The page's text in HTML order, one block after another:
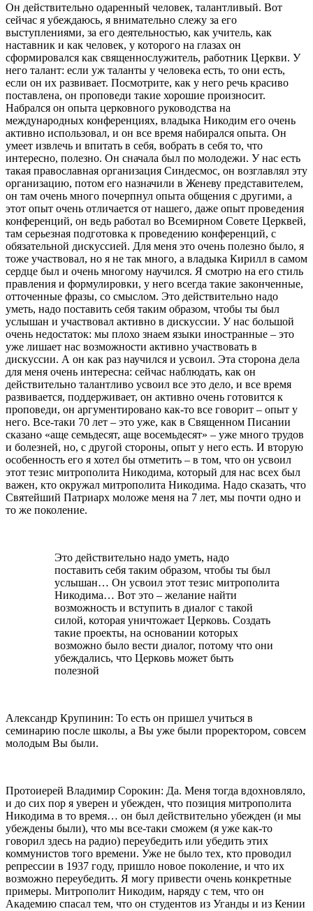
Он действительно одаренный человек, талантливый. Вот
сейчас я убеждаюсь, я внимательно слежу за его
выступлениями, за его деятельностью, как учитель, как
наставник и как человек, у которого на глазах он
сформировался как священнослужитель, работник Церкви. У
него талант: если уж таланты у человека есть, то они есть,
если он их развивает. Посмотрите, как у него речь красиво
поставлена, он проповеди такие хорошие произносит.
Набрался он опыта церковного руководства на
международных конференциях, владыка Никодим его очень
активно использовал, и он все время набирался опыта. Он
умеет извлечь и впитать в себя, вобрать в себя то, что
интересно, полезно. Он сначала был по молодежи. У нас есть
такая православная организация Синдесмос, он возглавлял эту
организацию, потом его назначили в Женеву представителем,
он там очень много почерпнул опыта общения с другими, а
этот опыт очень отличается от нашего, даже опыт проведения
конференций, он ведь работал во Всемирном Совете Церквей,
там серьезная подготовка к проведению конференций, с
обязательной дискуссией. Для меня это очень полезно было, я
тоже участвовал, но я не так много, а владыка Кирилл в самом
сердце был и очень многому научился. Я смотрю на его стиль
правления и формулировки, у него всегда такие законченные,
отточенные фразы, со смыслом. Это действительно надо
уметь, надо поставить себя таким образом, чтобы ты был
услышан и участвовал активно в дискуссии. У нас большой
очень недостаток: мы плохо знаем языки иностранные – это
уже лишает нас возможности активно участвовать в
дискуссии. А он как раз научился и усвоил. Эта сторона дела
для меня очень интересна: сейчас наблюдать, как он
действительно талантливо усвоил все это дело, и все время
развивается, поддерживает, он активно очень готовится к
проповеди, он аргументировано как-то все говорит – опыт у
него. Все-таки 70 лет – это уже, как в Священном Писании
сказано «аще семьдесят, аще восемьдесят» – уже много трудов
и болезней, но, с другой стороны, опыт у него есть. И вторую
особенность его я хотел бы отметить – в том, что он усвоил
этот тезис митрополита Никодима, который для нас всех был
важен, кто окружал митрополита Никодима. Надо сказать, что
Святейший Патриарх моложе меня на 7 лет, мы почти одно и
то же поколение.
Это действительно надо уметь, надо
поставить себя таким образом, чтобы ты был
услышан… Он усвоил этот тезис митрополита
Никодима… Вот это – желание найти
возможность и вступить в диалог с такой
силой, которая уничтожает Церковь. Создать
такие проекты, на основании которых
возможно было вести диалог, потому что они
убеждались, что Церковь может быть
полезной
Александр Крупинин: То есть он пришел учиться в
семинарию после школы, а Вы уже были проректором, совсем
молодым Вы были.
Протоиерей Владимир Сорокин: Да. Меня тогда вдохновляло,
и до сих пор я уверен и убежден, что позиция митрополита
Никодима в то время… он был действительно убежден (и мы
убеждены были), что мы все-таки сможем (я уже как-то
говорил здесь на радио) переубедить или убедить этих
коммунистов того времени. Уже не было тех, кто проводил
репрессии в 1937 году, пришло новое поколение, и что их
возможно переубедить. Я могу привести очень конкретные
примеры. Митрополит Никодим, наряду с тем, что он
Академию спасал тем, что он студентов из Уганды и из Кении